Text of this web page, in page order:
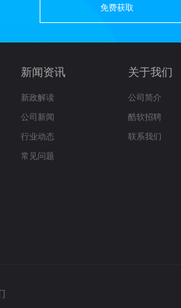
免费获取
新闻资讯
新政解读
公司新闻
行业动态
常见问题
关于我们
公司简介
酷软招聘
联系我们